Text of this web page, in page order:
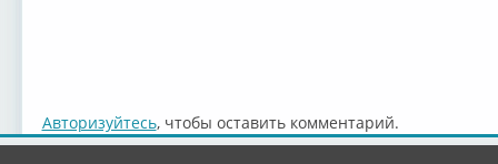
Авторизуйтесь, чтобы оставить комментарий.